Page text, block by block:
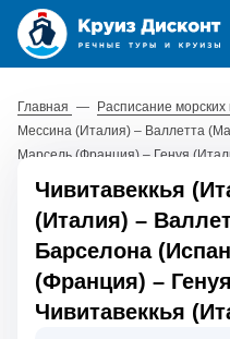
Главная — Расписание морских
Мессина (Италия) – Валлетта
Марсель (Франция) – Генуя
Чивитавеккья
(Италия) –
Барселона
(Франция) –
Чивитавеккья